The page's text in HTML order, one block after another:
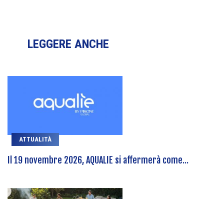
LEGGERE ANCHE
ATTUALITÀ
Il 19 novembre 2026, AQUALIE si affermerà come...